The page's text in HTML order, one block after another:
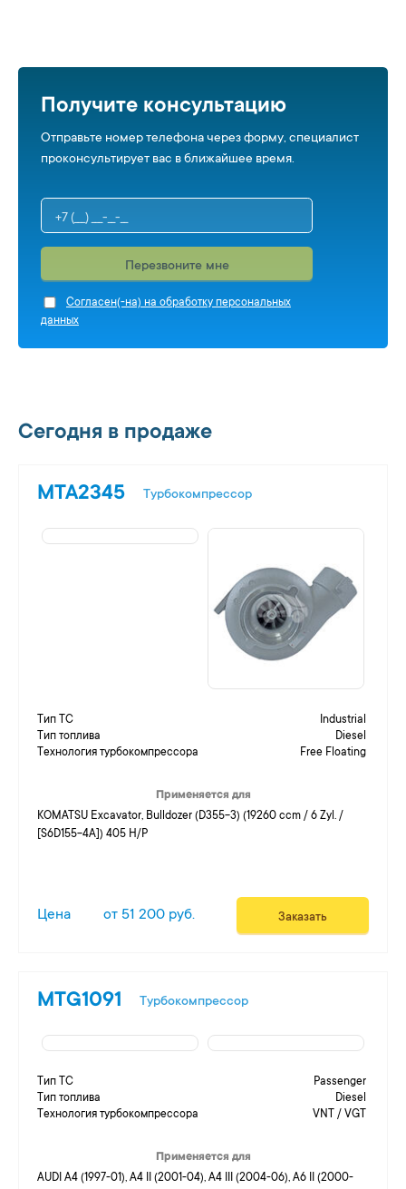
Получите консультацию
Отправьте номер телефона через форму, специалист
проконсультирует вас в ближайшее время.
Перезвоните мне
Cогласен(-на) на обработку персональных
данных
Сегодня в продаже
MTA2345 Турбокомпрессор
Тип ТС
Industrial
Тип топлива
Diesel
Технология турбокомпрессора
Free Floating
Применяется для
KOMATSU Excavator, Bulldozer (D355-3) (19260 ccm / 6 Zyl. /
[S6D155-4A]) 405 H/P
Цена от 51 200 руб. Заказать
MTG1091 Турбокомпрессор
Тип ТС
Passenger
Тип топлива
Diesel
Технология турбокомпрессора
VNT / VGT
Применяется для
AUDI A4 (1997-01), A4 II (2001-04), A4 III (2004-06), A6 II (2000-